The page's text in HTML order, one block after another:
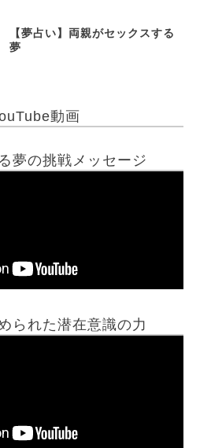
【夢占い】両親がセックスする
夢
動画
夢の挑戦メッセージ
られた潜在意識の力